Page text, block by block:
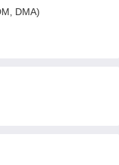
DMA)